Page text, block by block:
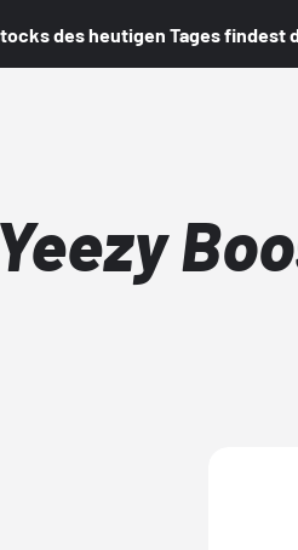
des heutigen Tages findest
Yeezy